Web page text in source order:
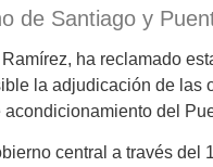
de Santiago y
ha reclamado
la adjudicación de las
del
central a través del